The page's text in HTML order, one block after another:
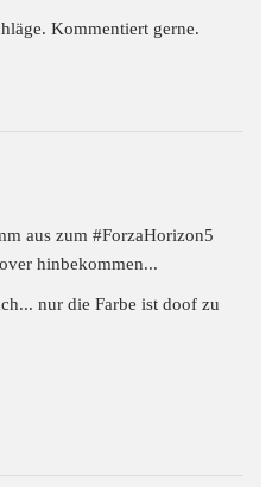
Kommentiert gerne.
aus zum#ForzaHorizon5
hinbekommen...
nur die Farbe ist doof zu